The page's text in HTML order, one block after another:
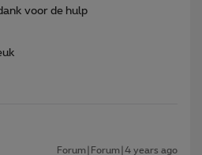
voor de hulp
Forum|Forum|4 years ago